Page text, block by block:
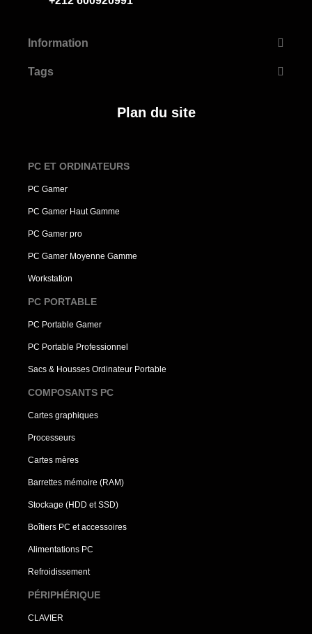
Information
Tags
Plan du site
PC ET ORDINATEURS
PC Gamer
PC Gamer Haut Gamme
PC Gamer pro
PC Gamer Moyenne Gamme
Workstation
PC PORTABLE
PC Portable Gamer
PC Portable Professionnel
Sacs & Housses Ordinateur Portable
COMPOSANTS PC
Cartes graphiques
Processeurs
Cartes mères
Barrettes mémoire (RAM)
Stockage (HDD et SSD)
Boîtiers PC et accessoires
Alimentations PC
Refroidissement
PÉRIPHÉRIQUE
CLAVIER